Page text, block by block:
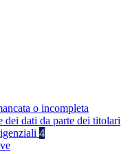
o incompleta
dei dati da parte dei titolari
4